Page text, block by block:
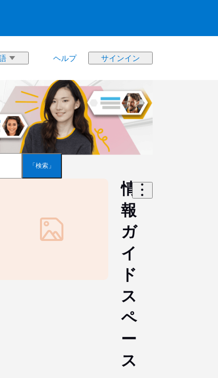
ヘルプ サインイン
情
報
ガ
イ
ド
ス
ペ
ー
ス